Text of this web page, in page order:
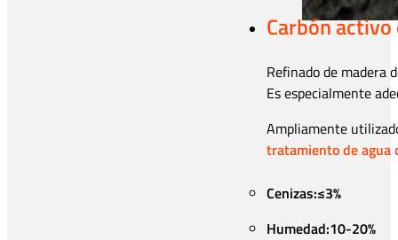
Carbón
Refinado de madera
Es especialmente
Ampliamente
tratamiento de agua
Cenizas:≤3%
Humedad:10-20%